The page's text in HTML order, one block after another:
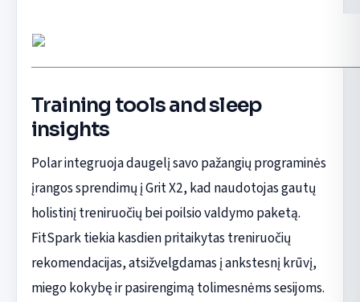
Training tools and sleep
insights
Polar integruoja daugelį savo pažangių programinės
įrangos sprendimų į Grit X2, kad naudotojas gautų
holistinį treniruočių bei poilsio valdymo paketą.
FitSpark tiekia kasdien pritaikytas treniruočių
rekomendacijas, atsižvelgdamas į ankstesnį krūvį,
miego kokybę ir pasirengimą tolimesnėms sesijoms.